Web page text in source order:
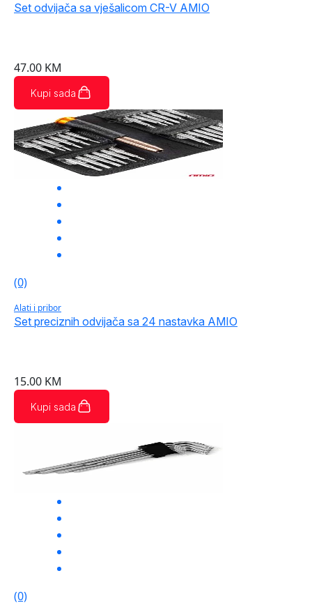
Set odvijača sa vješalicom CR-V AMIO
47.00 KM
Kupi sada
(0)
Alati i pribor
Set preciznih odvijača sa 24 nastavka AMIO
15.00 KM
Kupi sada
(0)